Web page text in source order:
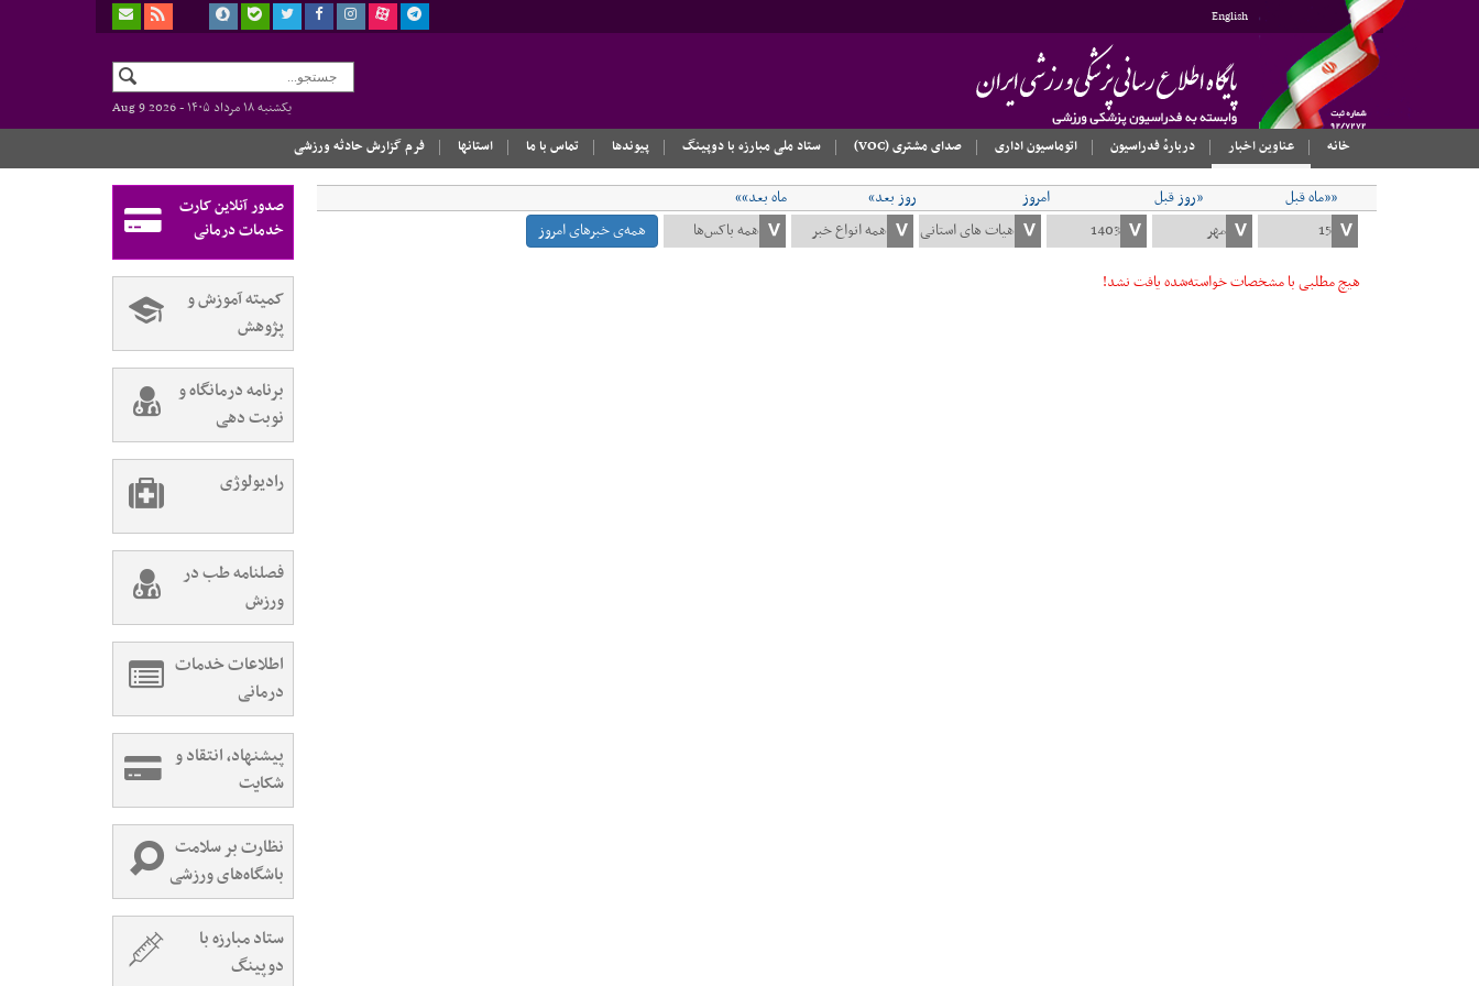
English
یکشنبه ۱۸ مرداد ۱۴۰۵ -
Aug 9 2026
خانه
عناوین اخبار دربارهٔ فدراسیون اتوماسیون اداری صدای مشتری (VOC) ستاد ملی مبارزه با دوپینگ پیوندها تماس با ما استانها فرم گزارش حادثه ورزشی
««ماه قبل «روز قبل امروز روز بعد»
ماه بعد»»
همه‌ی خبرهای امروز
هیچ مطلبی با مشخصات خواسته‌شده یافت نشد!
صدور آنلاین کارت
خدمات درمانی
کمیته آموزش و
پژوهش
برنامه درمانگاه و
نوبت دهی
رادیولوژی
فصلنامه طب در
ورزش
اطلاعات خدمات
درمانی
پیشنهاد، انتقاد و
شکایت
نظارت بر سلامت
باشگاه‌های ورزشی
ستاد مبارزه با
دوپینگ